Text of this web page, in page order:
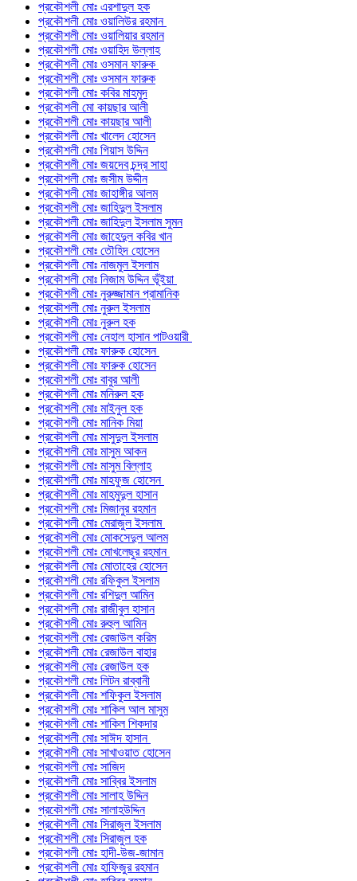
প্রকৌশলী মোঃ এরশাদুল হক
প্রকৌশলী মোঃ ওয়ালিউর রহমান
প্রকৌশলী মোঃ ওয়ালিয়ার রহমান
প্রকৌশলী মোঃ ওয়াহিদ উল্লাহ
প্রকৌশলী মোঃ ওসমান ফারুক
প্রকৌশলী মোঃ ওসমান ফারুক
প্রকৌশলী মোঃ কবির মাহমুদ
প্রকৌশলী মো কায়ছার আলী
প্রকৌশলী মোঃ কায়ছার আলী
প্রকৌশলী মোঃ খালেদ হোসেন
প্রকৌশলী মোঃ গিয়াস উদ্দিন
প্রকৌশলী মোঃ জয়দেব চন্দ্র সাহা
প্রকৌশলী মোঃ জসীম উদ্দীন
প্রকৌশলী মোঃ জাহাঙ্গীর আলম
প্রকৌশলী মোঃ জাহিদুল ইসলাম
প্রকৌশলী মোঃ জাহিদুল ইসলাম সুমন
প্রকৌশলী মোঃ জাহেদুল কবির খান
প্রকৌশলী মোঃ তৌহিদ হোসেন
প্রকৌশলী মোঃ নাজমুল ইসলাম
প্রকৌশলী মোঃ নিজাম উদ্দিন ভূঁইয়া
প্রকৌশলী মোঃ নুরুজ্জামান প্রামানিক
প্রকৌশলী মোঃ নুরুল ইসলাম
প্রকৌশলী মোঃ নুরুল হক
প্রকৌশলী মোঃ নেহাল হাসান পাটওয়ারী
প্রকৌশলী মোঃ ফারুক হোসেন
প্রকৌশলী মোঃ ফারুক হোসেন
প্রকৌশলী মোঃ বাবুর আলী
প্রকৌশলী মোঃ মনিরুল হক
প্রকৌশলী মোঃ মাইনুল হক
প্রকৌশলী মোঃ মানিক মিয়া
প্রকৌশলী মোঃ মাসুদুল ইসলাম
প্রকৌশলী মোঃ মাসুম আকন
প্রকৌশলী মোঃ মাসুম বিল্লাহ
প্রকৌশলী মোঃ মাহফুজ হোসেন
প্রকৌশলী মোঃ মাহমুদুল হাসান
প্রকৌশলী মোঃ মিজানুর রহমান
প্রকৌশলী মোঃ মেরাজুল ইসলাম
প্রকৌশলী মোঃ মোকসেদুল আলম
প্রকৌশলী মোঃ মোখলেছুর রহমান
প্রকৌশলী মোঃ মোতাহের হোসেন
প্রকৌশলী মোঃ রফিকুল ইসলাম
প্রকৌশলী মোঃ রশিদুল আমিন
প্রকৌশলী মোঃ রাজীবুল হাসান
প্রকৌশলী মোঃ রুহুল আমিন
প্রকৌশলী মোঃ রেজাউল করিম
প্রকৌশলী মোঃ রেজাউল বাহার
প্রকৌশলী মোঃ রেজাউল হক
প্রকৌশলী মোঃ লিটন রাব্বানী
প্রকৌশলী মোঃ শফিকুল ইসলাম
প্রকৌশলী মোঃ শাকিল আল মাসুম
প্রকৌশলী মোঃ শাকিল শিকদার
প্রকৌশলী মোঃ সাঈদ হাসান
প্রকৌশলী মোঃ সাখাওয়াত হোসেন
প্রকৌশলী মোঃ সাজিদ
প্রকৌশলী মোঃ সাব্বির ইসলাম
প্রকৌশলী মোঃ সালাহ উদ্দিন
প্রকৌশলী মোঃ সালাহউদ্দিন
প্রকৌশলী মোঃ সিরাজুল ইসলাম
প্রকৌশলী মোঃ সিরাজুল হক
প্রকৌশলী মোঃ হাদী-উজ-জামান
প্রকৌশলী মোঃ হাফিজুর রহমান